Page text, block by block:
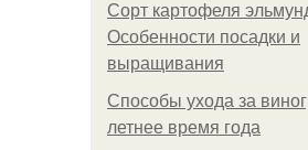
Сорт картофеля
Особенности посадки и
выращивания
Способы ухода за
летнее время года